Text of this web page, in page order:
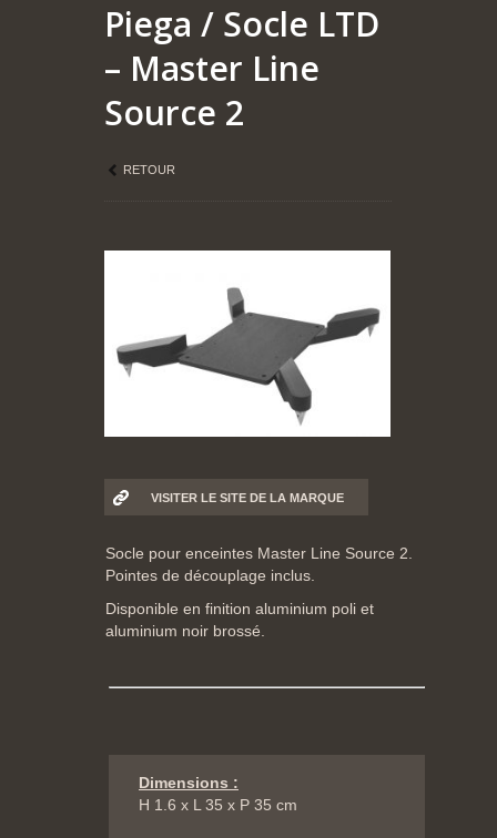
Piega / Socle LTD
– Master Line
Source 2
RETOUR
VISITER LE SITE DE LA MARQUE
Socle pour enceintes Master Line Source 2.
Pointes de découplage inclus.
Disponible en finition aluminium poli et
aluminium noir brossé.
Dimensions :
H 1.6 x L 35 x P 35 cm